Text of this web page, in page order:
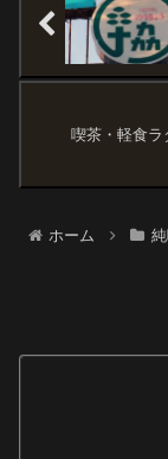
た...
喫茶・軽食ラ
ホーム